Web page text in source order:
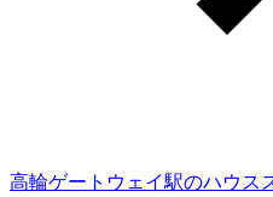
高輪ゲートウェイ駅のハウス